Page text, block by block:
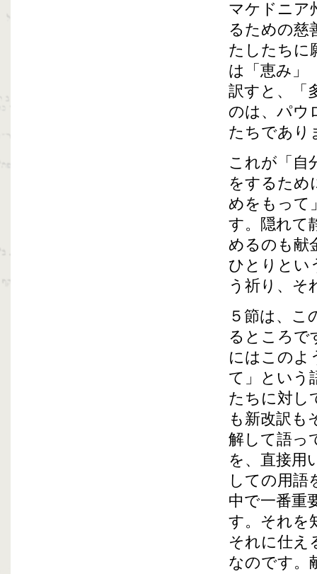
マケドニア
るための慈
たしたちに
は「恵み」
訳すと、「
のは、パウ
たちであり
これが「自
をするため
めをもって
す。隠れて
めるのも献
ひとりとい
う祈り、そ
５節は、こ
るところで
にはこのよ
て」という
たちに対し
も新改訳も
解して語っ
を、直接用
しての用語
中で一番重
す。それを
それに仕え
なのです。